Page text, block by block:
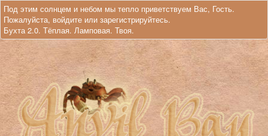
Под этим солнцем и небом мы тепло приветствуем Вас, Гость.
Пожалуйста, войдите или зарегистрируйтесь.
Бухта 2.0. Тёплая. Ламповая. Твоя.